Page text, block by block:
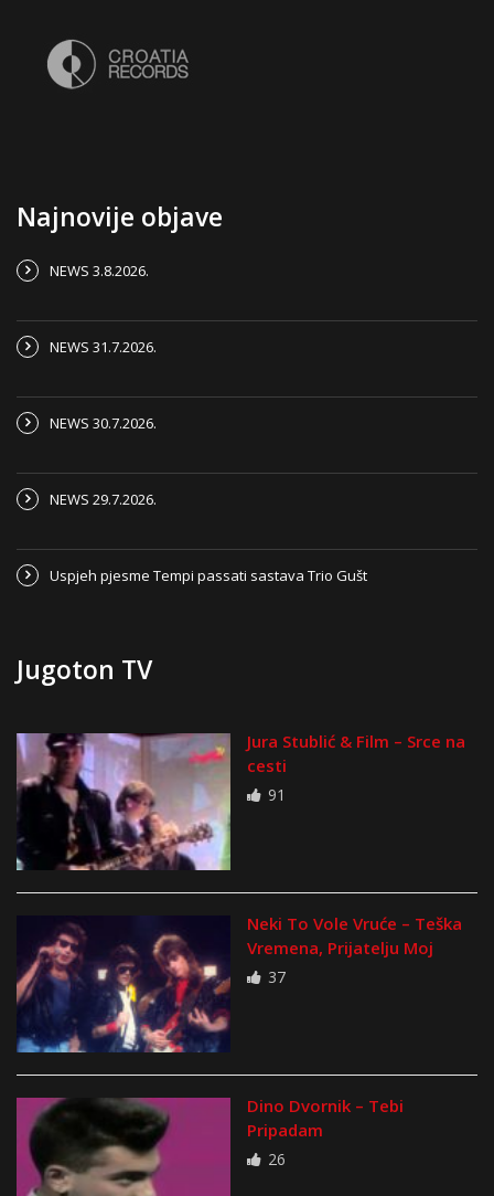
Najnovije objave
NEWS 3.8.2026.
NEWS 31.7.2026.
NEWS 30.7.2026.
NEWS 29.7.2026.
Uspjeh pjesme Tempi passati sastava Trio Gušt
Jugoton TV
Jura Stublić & Film – Srce na
cesti
91
Neki To Vole Vruće – Teška
Vremena, Prijatelju Moj
37
Dino Dvornik – Tebi
Pripadam
26